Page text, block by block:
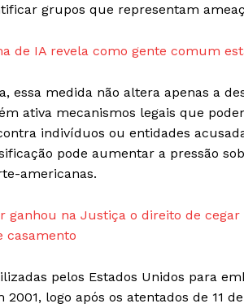
News
grupos que representam
de IA revela como gente comum
essa medida não altera apenas a
ativa mecanismos legais que
indivíduos ou entidades
pode aumentar a pressão
americanas.
ganhou na Justiça o direito de
casamento
pelos Estados Unidos para
2001, logo após os atentados de 11